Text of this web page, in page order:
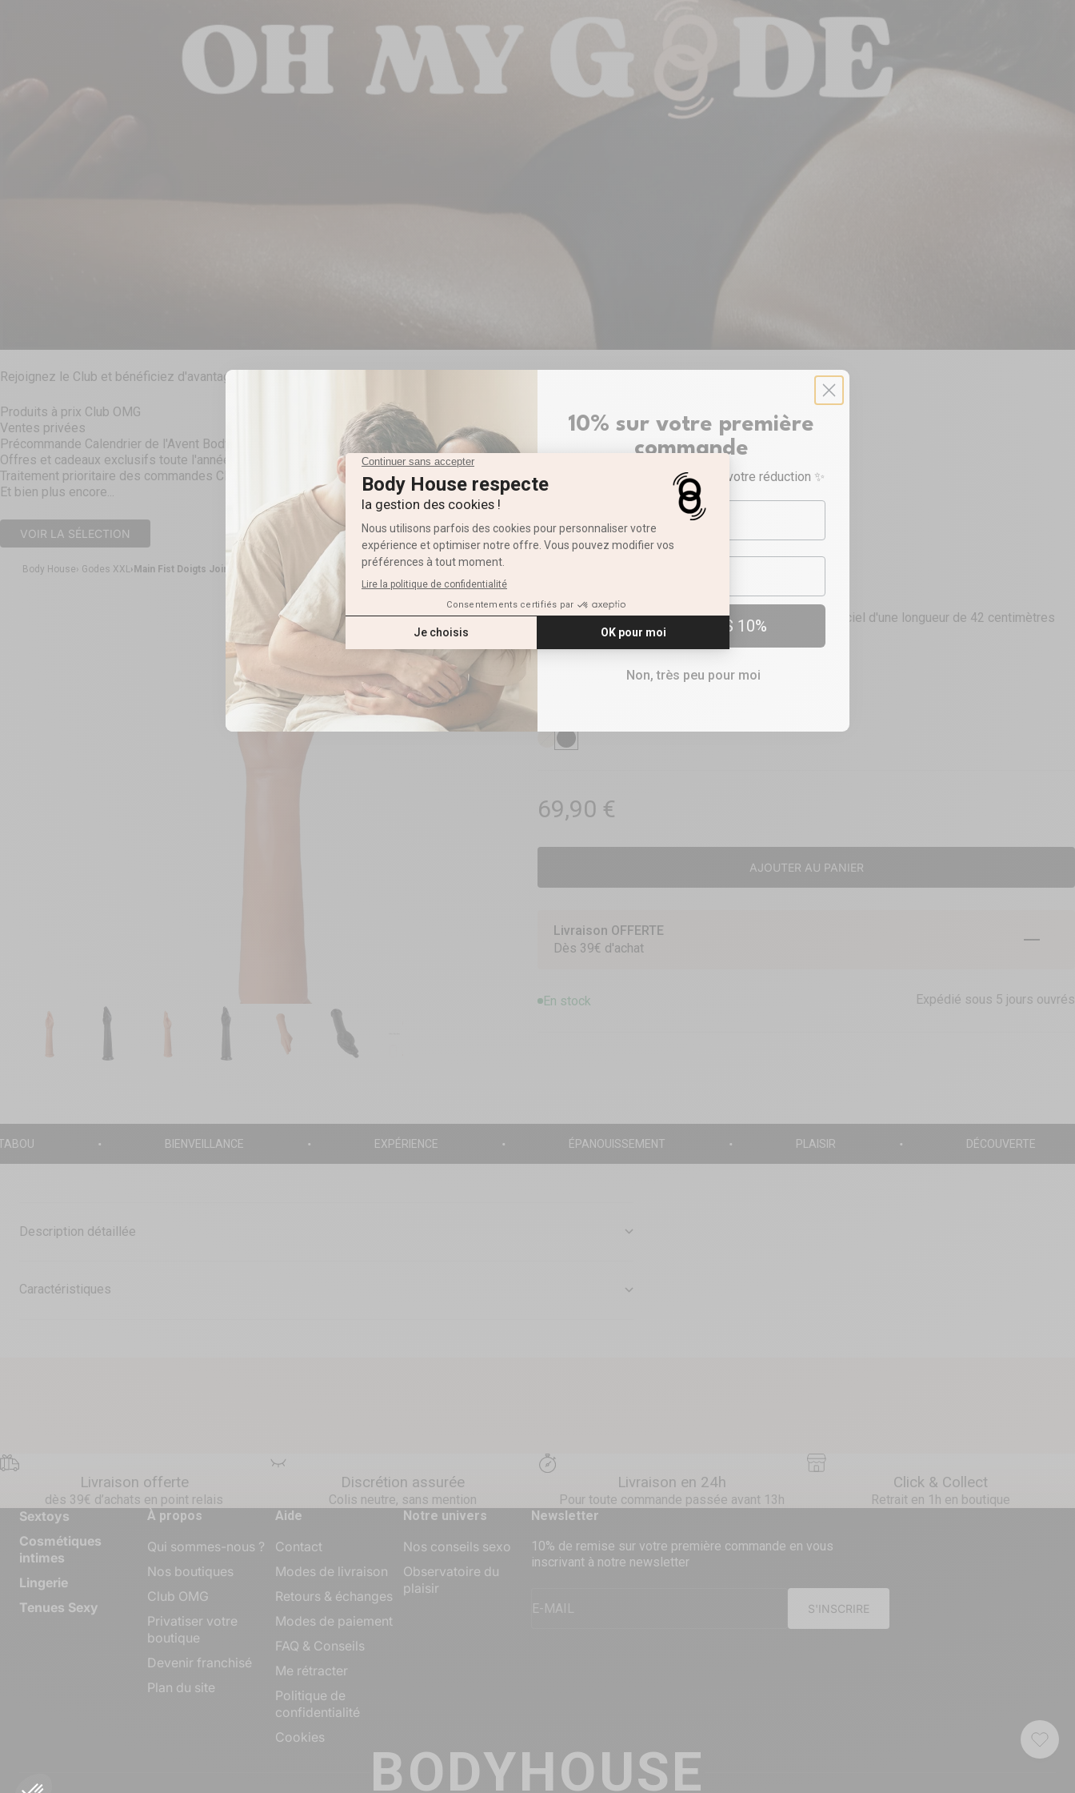
Rejoignez le Club et bénéficiez d'avantages et de réductions tout au long de l'année
Produits à prix Club OMG
Ventes privées
Précommande Calendrier de l'Avent Body House
Offres et cadeaux exclusifs toute l'année
Traitement prioritaire des commandes Click & Collect
Et bien plus encore...
VOIR LA SÉLECTION
Body House Godes XXL Main Fist Doigts Joints
BE KINKEE
Sextoy pour fist-fucking
Profitez des plaisirs dufist-fucking avec ce bras artificiel d'une longueur de 42 centimètres
pour un maximum de sensations !
ChairNoir
Prix de vente
69,90 €
AJOUTER AU PANIER
Livraison OFFERTE
Dès 39€ d'achat
En stock Expédié sous 5 jours ouvrés
BIENVEILLANCE EXPÉRIENCE ÉPANOUISSEMENT PLAISIR DÉCOUVERTE
Description détaillée
Caractéristiques
Livraison offerte
dès 39€ d’achats en point relais
Discrétion assurée
Colis neutre, sans mention
Livraison en 24h
Pour toute commande passée avant 13h
Click & Collect
Retrait en 1h en boutique
Sextoys
Cosmétiques
intimes
Lingerie
Tenues Sexy
À propos
Qui sommes-nous ?
Nos boutiques
Club OMG
Privatiser votre
boutique
Devenir franchisé
Plan du site
Aide
Contact
Modes de livraison
Retours & échanges
Modes de paiement
FAQ & Conseils
Me rétracter
Politique de
confidentialité
Cookies
Notre univers
Nos conseils sexo
Observatoire du
plaisir
Newsletter
10% de remise sur votre première commande en vous
inscrivant à notre newsletter
E-MAIL S'INSCRIRE
BODYHOUSE
10% sur votre première
commande
Inscrivez-vous pour recevoir votre réduction ✨
RECEVOIR MES 10%
Non, très peu pour moi